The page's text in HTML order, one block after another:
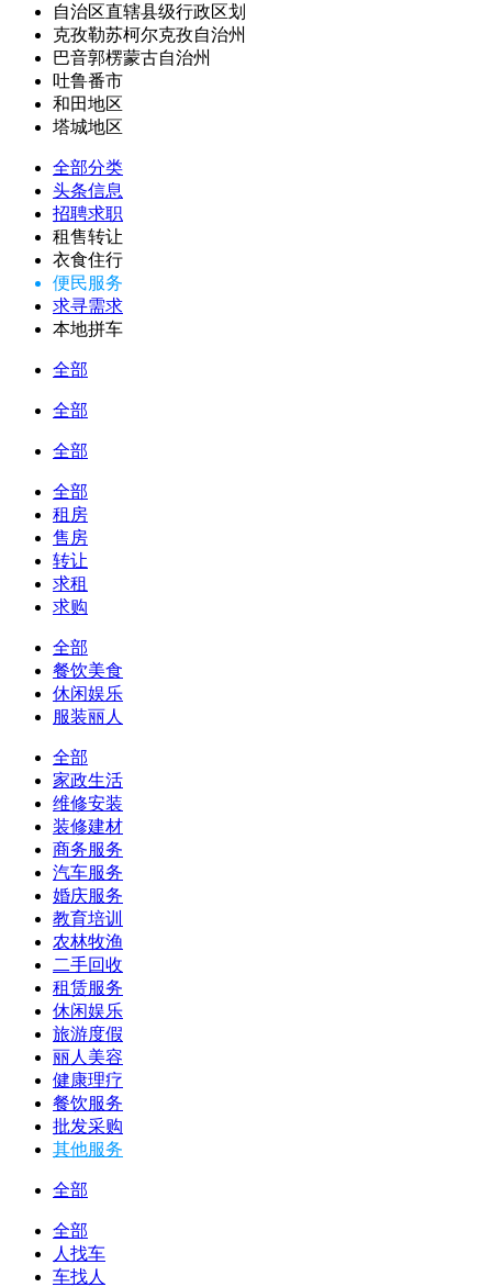
自治区直辖县级行政区划
克孜勒苏柯尔克孜自治州
巴音郭楞蒙古自治州
吐鲁番市
和田地区
塔城地区
全部分类
头条信息
招聘求职
租售转让
衣食住行
便民服务
求寻需求
本地拼车
全部
全部
全部
全部
租房
售房
转让
求租
求购
全部
餐饮美食
休闲娱乐
服装丽人
全部
家政生活
维修安装
装修建材
商务服务
汽车服务
婚庆服务
教育培训
农林牧渔
二手回收
租赁服务
休闲娱乐
旅游度假
丽人美容
健康理疗
餐饮服务
批发采购
其他服务
全部
全部
人找车
车找人